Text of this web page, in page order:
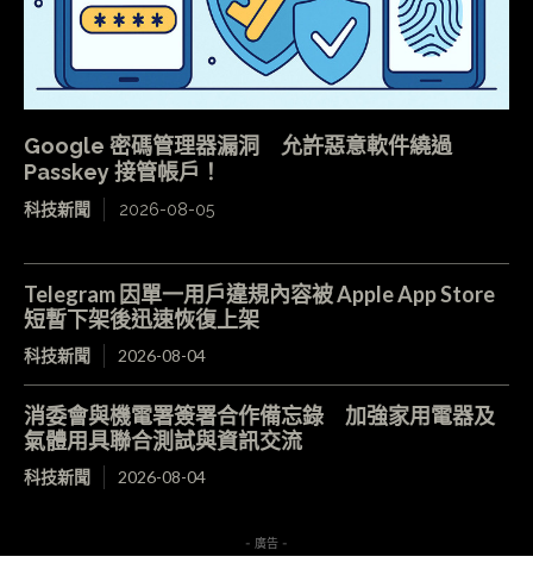
Google 密碼管理器漏洞 允許惡意軟件繞過
Passkey 接管帳戶！
科技新聞 2026-08-05
Telegram 因單一用戶違規內容被 Apple App Store
短暫下架後迅速恢復上架
科技新聞 2026-08-04
消委會與機電署簽署合作備忘錄 加強家用電器及
氣體用具聯合測試與資訊交流
科技新聞 2026-08-04
- 廣告 -